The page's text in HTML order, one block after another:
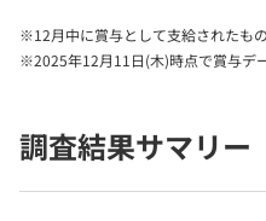
※12月中に賞与として支給されたも
※2025年12月11日(木)時点で賞与デ
調査結果サマリー